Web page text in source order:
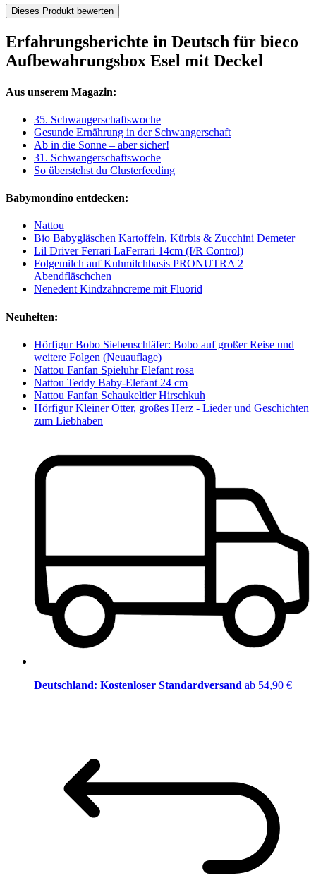
Dieses Produkt bewerten
Erfahrungsberichte in Deutsch für bieco
Aufbewahrungsbox Esel mit Deckel
Aus unserem Magazin:
35. Schwangerschaftswoche
Gesunde Ernährung in der Schwangerschaft
Ab in die Sonne – aber sicher!
31. Schwangerschaftswoche
So überstehst du Clusterfeeding
Babymondino entdecken:
Nattou
Bio Babygläschen Kartoffeln, Kürbis & Zucchini Demeter
Lil Driver Ferrari LaFerrari 14cm (I/R Control)
Folgemilch auf Kuhmilchbasis PRONUTRA 2
Abendfläschchen
Nenedent Kindzahncreme mit Fluorid
Neuheiten:
Hörfigur Bobo Siebenschläfer: Bobo auf großer Reise und
weitere Folgen (Neuauflage)
Nattou Fanfan Spieluhr Elefant rosa
Nattou Teddy Baby-Elefant 24 cm
Nattou Fanfan Schaukeltier Hirschkuh
Hörfigur Kleiner Otter, großes Herz - Lieder und Geschichten
zum Liebhaben
Deutschland: Kostenloser Standardversand ab 54,90 €